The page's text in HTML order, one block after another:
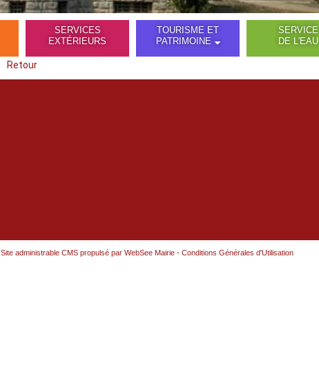
SERVICES
EXTÉRIEURS
TOURISME ET
PATRIMOINE
SERVICE
DE L'EAU
Retour
Site administrable CMS propulsé par WebSee Mairie- Conditions Générales d'Utilisation